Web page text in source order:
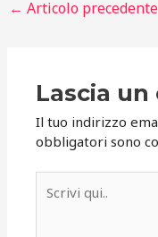
← Articolo precedente
Lascia
Il tuo indirizzo
obbligatori sono
qui..